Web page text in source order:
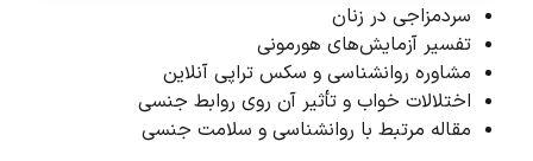
سردمزاجی در زنان
تفسیر آزمایش‌های هورمونی
مشاوره روانشناسی و سکس تراپی آنلاین
اختلالات خواب و تأثیر آن روی روابط جنسی
مقاله مرتبط با روانشناسی و سلامت جنسی